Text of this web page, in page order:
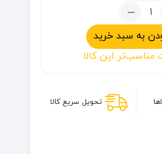
تعداد:
ماهیتابه
اجاق
سفری
به سبد خرید
این کالا
تحویل سریع کالا